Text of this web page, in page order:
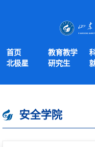
首页 教育教学
北极星
研究生
安全学院